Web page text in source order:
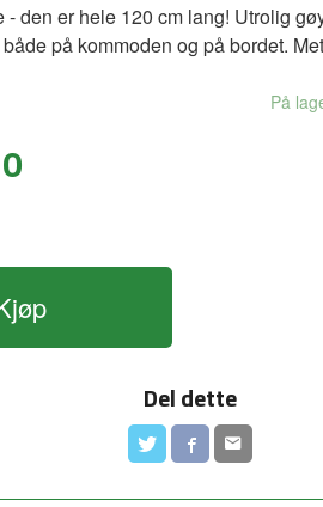
- den er hele 120 cm lang! Utrolig
på kommoden og på bordet.
På
Del dette